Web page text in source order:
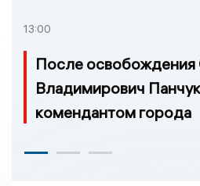
13:00
После
Владимирович
комендантом города